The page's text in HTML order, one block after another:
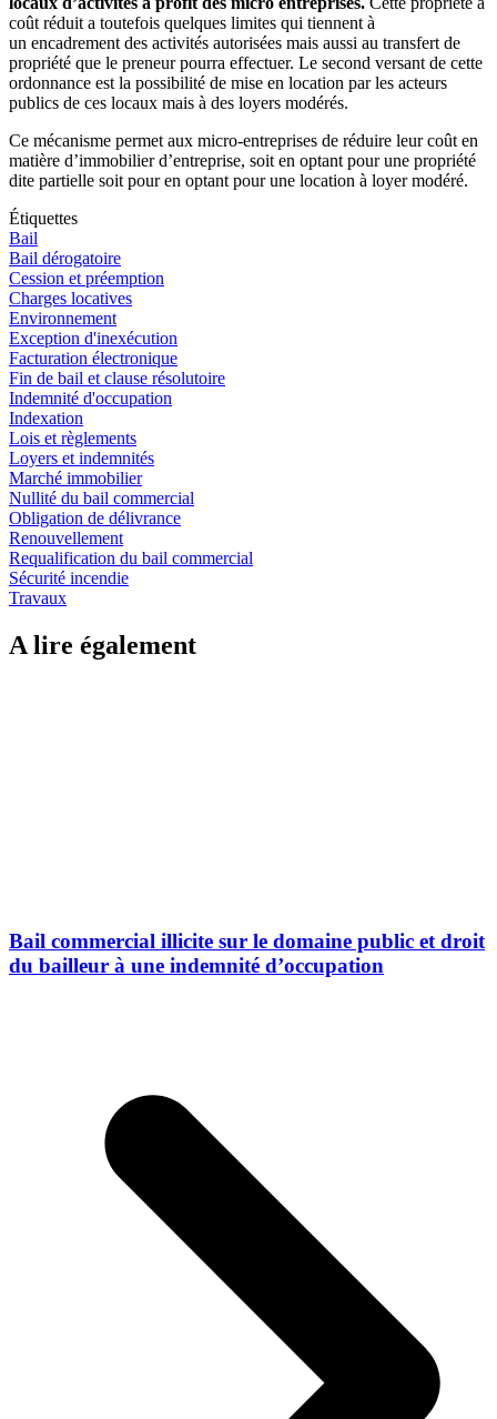
coût réduit a toutefois quelques limites qui tiennent à
un encadrement des activités autorisées mais aussi au transfert de
propriété que le preneur pourra effectuer. Le second versant de cette
ordonnance est la possibilité de mise en location par les acteurs
publics de ces locaux mais à des loyers modérés.
Ce mécanisme permet aux micro-entreprises de réduire leur coût en
matière d’immobilier d’entreprise, soit en optant pour une propriété
dite partielle soit pour en optant pour une location à loyer modéré.
Étiquettes
Bail
Bail dérogatoire
Cession et préemption
Charges locatives
Environnement
Exception d'inexécution
Facturation électronique
Fin de bail et clause résolutoire
Indemnité d'occupation
Indexation
Lois et règlements
Loyers et indemnités
Marché immobilier
Nullité du bail commercial
Obligation de délivrance
Renouvellement
Requalification du bail commercial
Sécurité incendie
Travaux
A lire également
Bail commercial illicite sur le domaine public et droit
du bailleur à une indemnité d’occupation